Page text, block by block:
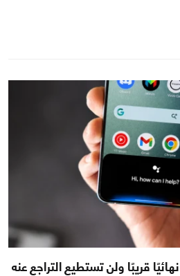
قريبًا ولن تستطيع التراجع عنه